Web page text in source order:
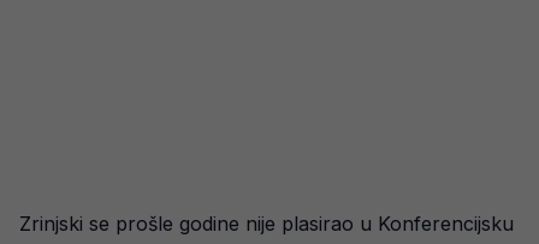
Zrinjski se prošle godine nije plasirao u Konferencijsku